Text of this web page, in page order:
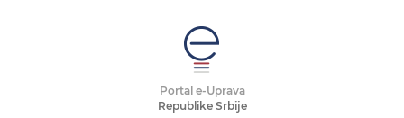
Portal e-Uprava
Republike Srbije